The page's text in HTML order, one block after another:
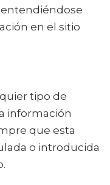
en el sitio
tipo de
información
que esta
o introducida